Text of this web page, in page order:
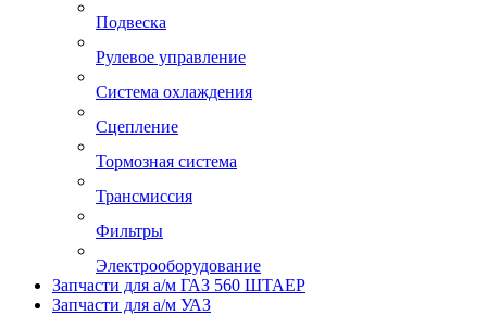
Подвеска
Рулевое управление
Система охлаждения
Сцепление
Тормозная система
Трансмиссия
Фильтры
Электрооборудование
Запчасти для а/м ГАЗ 560 ШТАЕР
Запчасти для а/м УАЗ